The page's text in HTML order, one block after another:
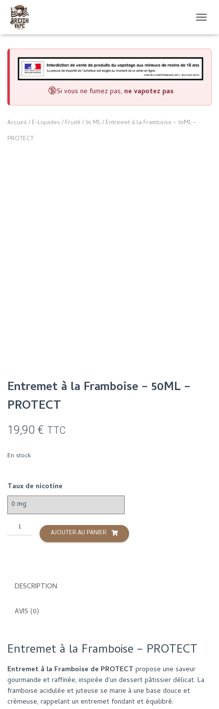
🔞Si vous ne fumez pas, ne vapotez pas
Accueil/ E-Liquides / Fruité / 50 ML/ Entremet à la Framboise – 50ML –
PROTECT
Entremet à la Framboise – 50ML –
PROTECT
19,90 € TTC
En stock
Taux de nicotine
quantité
de
AJOUTER AU PANIER
DESCRIPTION
AVIS (0)
Entremet à la Framboise – PROTECT
Entremet à la Framboise de PROTECT propose une saveur
gourmande et raffinée, inspirée d’un dessert pâtissier délicat. La
framboise acidulée et juteuse se marie à une base douce et
crémeuse, rappelant un entremet fondant et équilibré.